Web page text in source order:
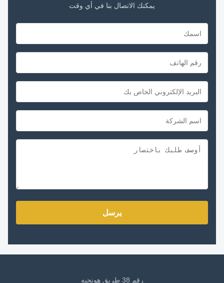
يمكنك الاتصال بنا في أي وقت
يرسل